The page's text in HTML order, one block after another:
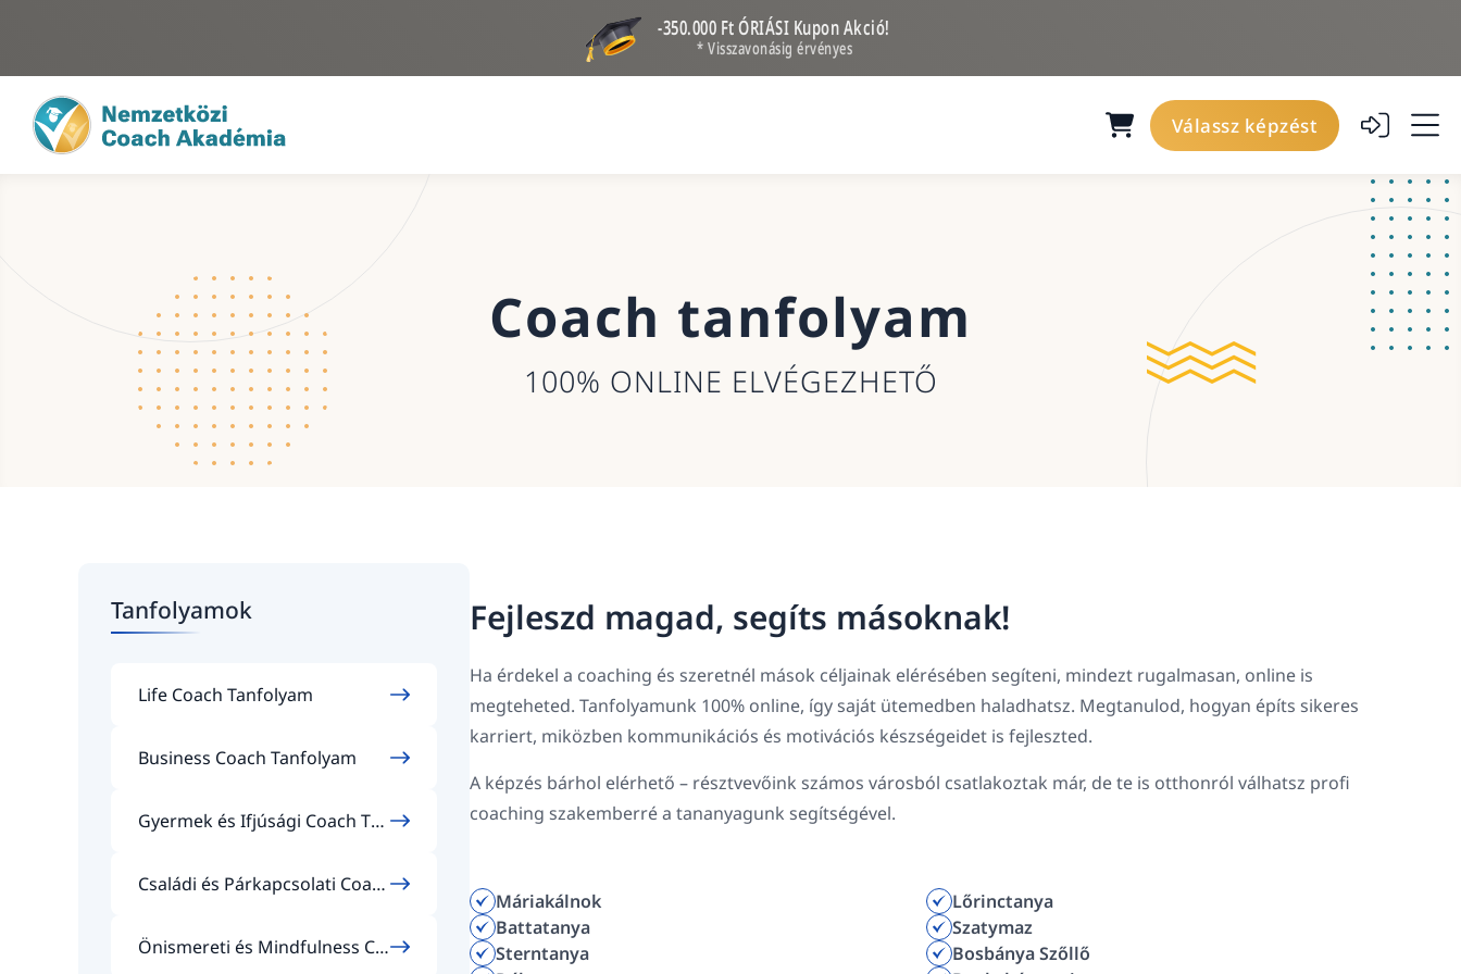
-350.000 Ft ÓRIÁSI Kupon Akció!
* Visszavonásig érvényes
Válassz képzést
Coach tanfolyam
100% ONLINE ELVÉGEZHETŐ
Tanfolyamok
Life Coach Tanfolyam
Business Coach Tanfolyam
Gyermek és Ifjúsági Coach Tan
Családi és Párkapcsolati Coac
Önismereti és Mindfulness Co
Fejleszd magad, segíts másoknak!
Ha érdekel a coaching és szeretnél mások céljainak elérésében segíteni, mindezt rugalmasan, online is
megteheted. Tanfolyamunk 100% online, így saját ütemedben haladhatsz. Megtanulod, hogyan építs sikeres
karriert, miközben kommunikációs és motivációs készségeidet is fejleszted.
A képzés bárhol elérhető – résztvevőink számos városból csatlakoztak már, de te is otthonról válhatsz profi
coaching szakemberré a tananyagunk segítségével.
Máriakálnok
Battatanya
Sterntanya
Lőrinctanya
Szatymaz
Bosbánya Szőllő